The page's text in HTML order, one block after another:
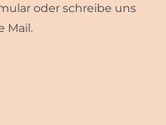
oder schreibe uns
Mail.